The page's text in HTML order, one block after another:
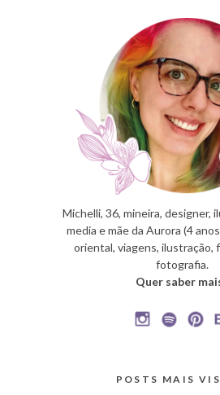
Michelli, 36, mineira, designer,
media e mãe da Aurora (4
oriental, viagens, ilustração,
fotografia.
Quer saber
POSTS MAIS